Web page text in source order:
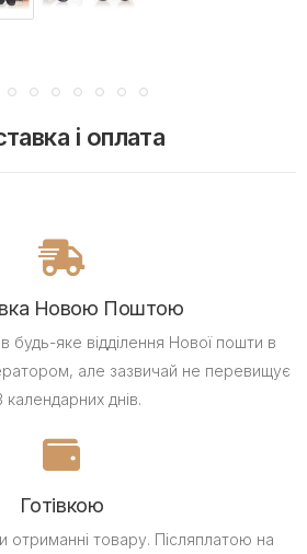
і оплата
Новою Поштою
будь-яке відділення Нової пошти в
але зазвичай не перевищує
календарних днів.
Готівкою
отриманні товару. Післяплатою на